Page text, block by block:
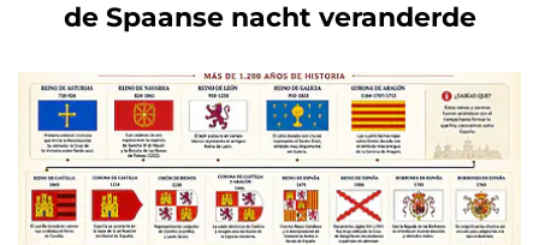
de Spaanse nacht veranderde